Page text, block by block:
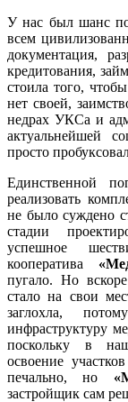
У нас был шанс
всем
документация,
кредитования,
стоила того,
нет своей,
недрах УКСа и
актуальнейшей
просто
Единственной
реализовать
не было суждено
стадии
успешное
кооператива
пугало. Но
стало на свои
заглохла,
инфраструктуру
поскольку в
освоение
печально, но
застройщик сам